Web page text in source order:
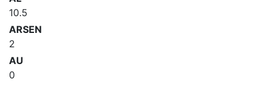
10.5
ARSEN
2
AU
0